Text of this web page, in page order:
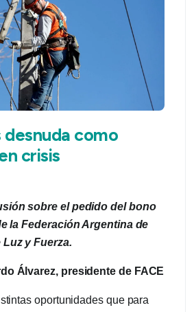
desnuda como
crisis
sobre el pedido del bono
la Federación Argentina de
y Fuerza.
Álvarez, presidente de FACE
oportunidades que para